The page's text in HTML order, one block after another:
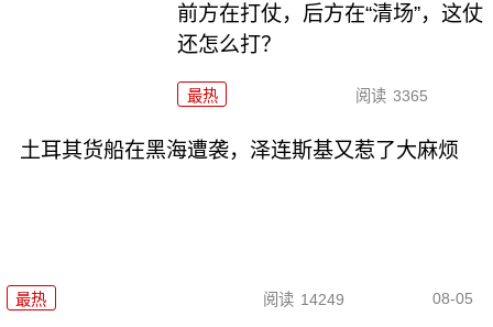
前方在打仗，后方在“清场”，这仗
还怎么打？
最热 阅读 3365
土耳其货船在黑海遭袭，泽连斯基又惹了大麻烦
最热 阅读 14249 08-05